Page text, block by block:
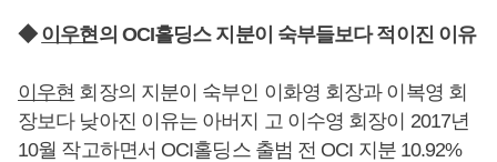
◆ 이우현의 OCI홀딩스 지분이 숙부들보다 적이진 이유
이우현 회장의 지분이 숙부인 이화영 회장과 이복영 회
장보다 낮아진 이유는 아버지 고 이수영 회장이 2017년
10월 작고하면서 OCI홀딩스 출범 전 OCI 지분 10.92%